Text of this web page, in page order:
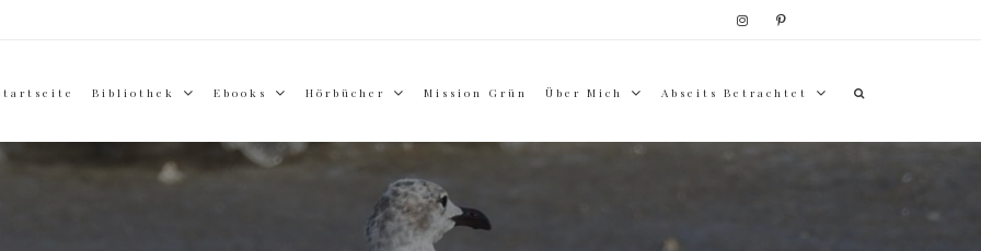
Bibliothek Ebooks Hörbücher Mission Grün Über Mich Abseits Betrachtet